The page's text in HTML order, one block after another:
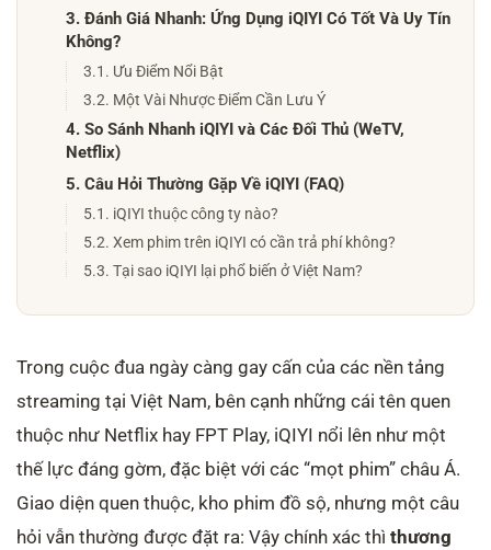
3. Đánh Giá Nhanh: Ứng Dụng iQIYI Có Tốt Và Uy Tín
Không?
3.1. Ưu Điểm Nổi Bật
3.2. Một Vài Nhược Điểm Cần Lưu Ý
4. So Sánh Nhanh iQIYI và Các Đối Thủ (WeTV,
Netflix)
5. Câu Hỏi Thường Gặp Về iQIYI (FAQ)
5.1. iQIYI thuộc công ty nào?
5.2. Xem phim trên iQIYI có cần trả phí không?
5.3. Tại sao iQIYI lại phổ biến ở Việt Nam?
7. Nguồn tham khảo
Trong cuộc đua ngày càng gay cấn của các nền tảng
streaming tại Việt Nam, bên cạnh những cái tên quen
thuộc như Netflix hay FPT Play, iQIYI nổi lên như một
thế lực đáng gờm, đặc biệt với các “mọt phim” châu Á.
Giao diện quen thuộc, kho phim đồ sộ, nhưng một câu
hỏi vẫn thường được đặt ra: Vậy chính xác thì thương